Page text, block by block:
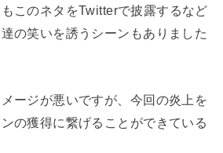
このネタをTwitterで披露するなど
の笑いを誘うシーンもありました
メージが悪いですが、今回の炎上を
の獲得に繋げることができている